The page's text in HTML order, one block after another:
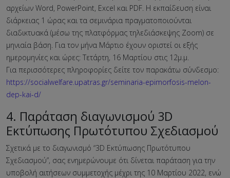
αρχείων Word, PowerPoint, Excel και PDF. Η εκπαίδευση είναι
διάρκειας 1 ώρας και τα σεμινάρια πραγματοποιούνται
διαδικτυακά (μέσω της πλατφόρμας τηλεδιάσκεψης Zoom) σε
μηνιαία βάση. Για τον μήνα Μάρτιο έχουν οριστεί οι εξής
ημερομηνίες και ώρες: Τετάρτη, 16 Μαρτίου στις 12μ.μ.
Για περισσότερες πληροφορίες δείτε τον παρακάτω σύνδεσμο:
https://socialwelfare.upatras.gr/seminaria-epimorfosis-melon-
dep-kai-d/
4. Παράταση διαγωνισμού 3D
Εκτύπωσης Πρωτότυπου Σχεδιασμού
Σχετικά με το διαγωνισμό “3D Εκτύπωσης Πρωτότυπου
Σχεδιασμού”, σας ενημερώνουμε ότι δίνεται παράταση για την
υποβολή αιτήσεων συμμετοχής μέχρι της 10 Μαρτίου 2022, ενώ